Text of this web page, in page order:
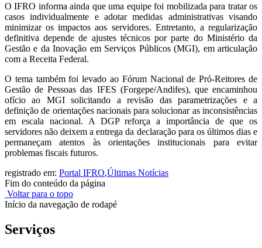
O IFRO informa ainda que uma equipe foi mobilizada para tratar os
casos individualmente e adotar medidas administrativas visando
minimizar os impactos aos servidores. Entretanto, a regularização
definitiva depende de ajustes técnicos por parte do Ministério da
Gestão e da Inovação em Serviços Públicos (MGI), em articulação
com a Receita Federal.
O tema também foi levado ao Fórum Nacional de Pró-Reitores de
Gestão de Pessoas das IFES (Forgepe/Andifes), que encaminhou
ofício ao MGI solicitando a revisão das parametrizações e a
definição de orientações nacionais para solucionar as inconsistências
em escala nacional. A DGP reforça a importância de que os
servidores não deixem a entrega da declaração para os últimos dias e
permaneçam atentos às orientações institucionais para evitar
problemas fiscais futuros.
registrado em: Portal IFRO,Últimas Notícias
Fim do conteúdo da página
Voltar para o topo
Início da navegação de rodapé
Serviços